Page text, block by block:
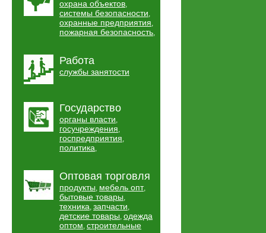
охрана объектов,
системы безопасности,
охранные предприятия,
пожарная безопасность,
Работа
службы занятости
Государство
органы власти,
госучреждения,
госпредприятия,
политика,
Оптовая торговля
продукты, мебель опт,
бытовые товары,
техника, запчасти,
детские товары, одежда
оптом, строительные